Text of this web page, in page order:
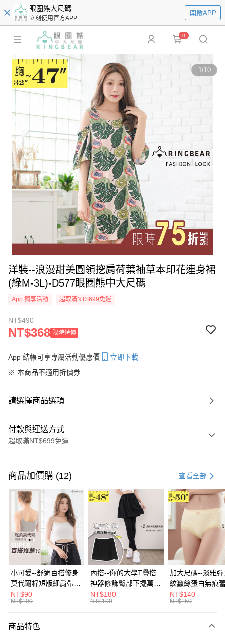
眼圈熊大尺碼
立刻使用官方APP
開啟APP
0
1/10
洋裝--浪漫甜美圓領挖肩荷葉袖草本印花連身裙
(綠M-3L)-D577眼圈熊中大尺碼
App 獨享活動 超取滿NT$699免運
NT$490
NT$368 限時特價
App 結帳可享專屬活動優惠價
立即下載
※ 本商品不適用折價券
請選擇商品選項
付款與運送方式
超取滿NT$699免運
信用卡一次付款
超商取貨付款
LINE Pay
Apple Pay
街口支付
悠遊付
Google Pay
全盈+PAY
大哥付你分期
商品加價購 (12) 查看全部
小可愛--舒適百搭修身
莫代爾棉短版細肩帶素
色背心(白.黑.灰L-2L)-
U582眼圈熊中大尺碼
NT$90
NT$100
內搭--你的大學T疊搭
神器修飾臀部下擺萬用
內搭裙/遮臀裙(黑2L-
6L)-Q155眼圈熊中大
NT$180
NT$190
加大尺碼--淡雅
紋蠶絲蛋白無痕
角內褲(白.粉.藍.
3L)-L28眼圈熊中
NT$140
NT$150
商品特色